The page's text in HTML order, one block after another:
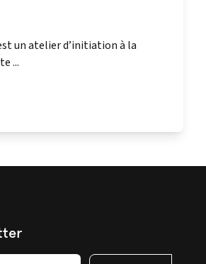
un atelier d’initiation à la
...